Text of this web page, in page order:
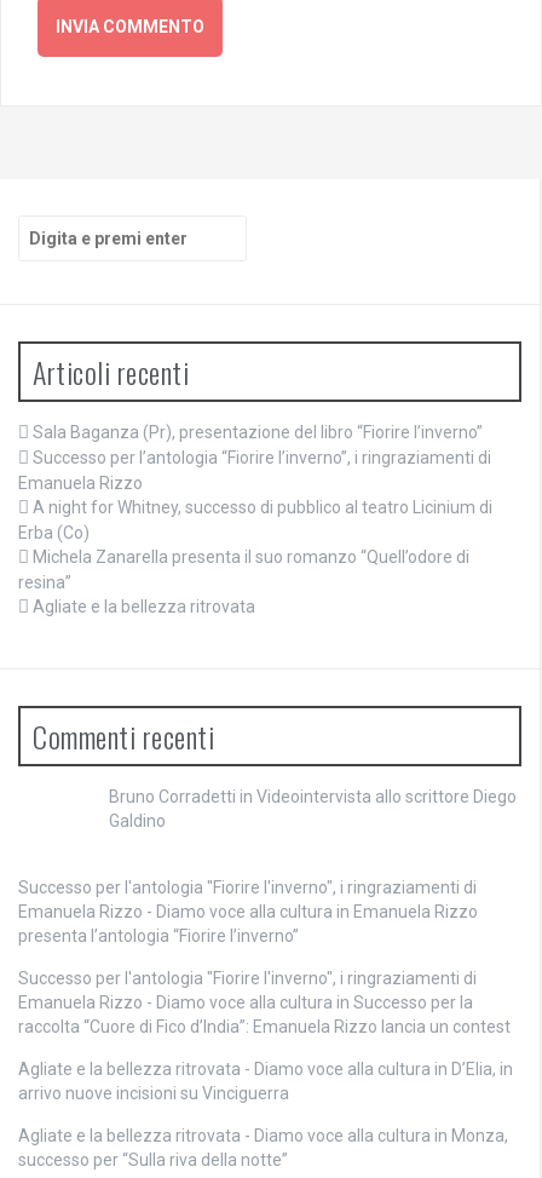
Cerca:
Articoli recenti
Sala Baganza (Pr), presentazione del libro “Fiorire l’inverno”
Successo per l’antologia “Fiorire l’inverno”, i ringraziamenti di
Emanuela Rizzo
A night for Whitney, successo di pubblico al teatro Licinium di
Erba (Co)
Michela Zanarella presenta il suo romanzo “Quell’odore di
resina”
Agliate e la bellezza ritrovata
Commenti recenti
Bruno Corradetti in Videointervista allo scrittore Diego
Galdino
Successo per l'antologia "Fiorire l'inverno", i ringraziamenti di
Emanuela Rizzo - Diamo voce alla cultura in Emanuela Rizzo
presenta l’antologia “Fiorire l’inverno”
Successo per l'antologia "Fiorire l'inverno", i ringraziamenti di
Emanuela Rizzo - Diamo voce alla cultura in Successo per la
raccolta “Cuore di Fico d’India”: Emanuela Rizzo lancia un contest
Agliate e la bellezza ritrovata - Diamo voce alla cultura in D’Elia, in
arrivo nuove incisioni su Vinciguerra
Agliate e la bellezza ritrovata - Diamo voce alla cultura in Monza,
successo per “Sulla riva della notte”